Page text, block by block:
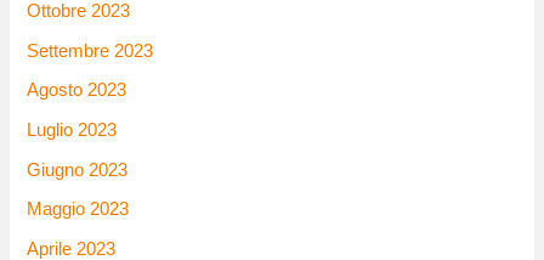
Ottobre 2023
Settembre 2023
Agosto 2023
Luglio 2023
Giugno 2023
Maggio 2023
Aprile 2023